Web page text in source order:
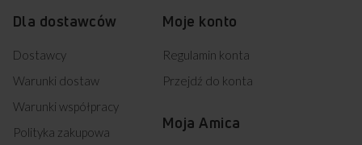
Dla dostawców
Dostawcy
Warunki dostaw
Warunki współpracy
Polityka zakupowa
Moje konto
Regulamin konta
Przejdź do konta
Moja Amica